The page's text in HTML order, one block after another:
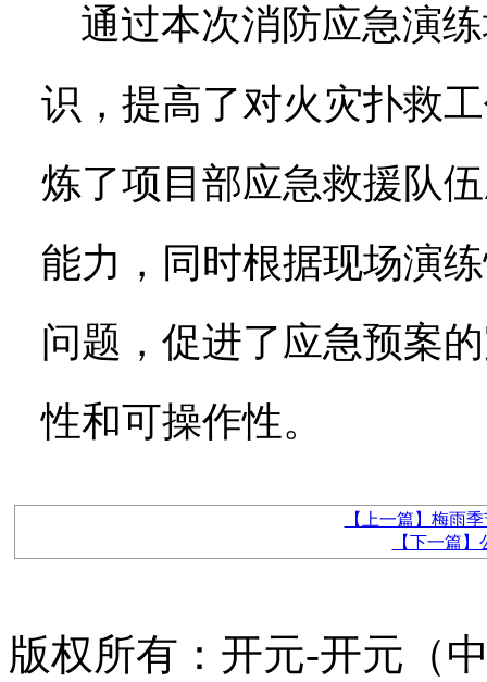
通过本次消防应急演
识，提高了对火灾扑救
炼了项目部应急救援队
能力，同时根据现场演
问题，促进了应急预案
性和可操作性。
【上一篇】梅雨
【下一篇
版权所有：开元-开元（